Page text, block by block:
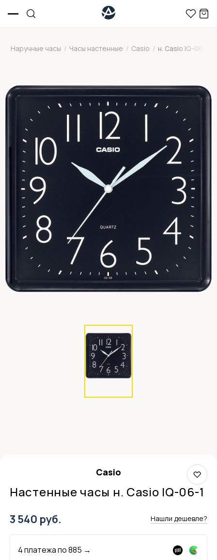
Наручные часы / Часы настенные / Casio / н. Casio IQ-06-1
Casio
Настенные часы н. Casio IQ-06-1
3 540 руб. Нашли дешевле?
4 платежа по885 →